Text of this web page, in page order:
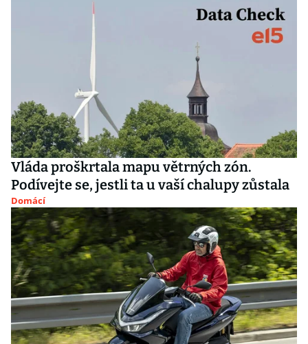
Vláda proškrtala mapu větrných zón.
Podívejte se, jestli ta u vaší chalupy zůstala
Domácí